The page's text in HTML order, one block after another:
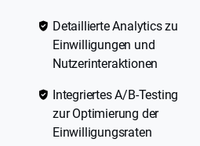
Detaillierte Analytics zu
Einwilligungen und
Nutzerinteraktionen
Integriertes A/B-Testing
zur Optimierung der
Einwilligungsraten